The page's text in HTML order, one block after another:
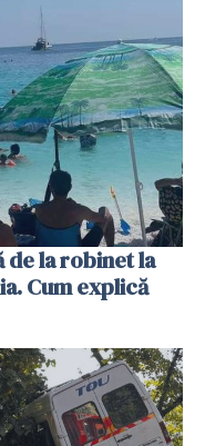
de la robinet la
Cum explică